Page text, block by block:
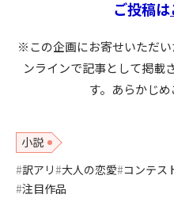
ご投稿は
※この企画にお寄せいただ
ンラインで記事として掲載
す。あらかじめ
小説
訳アリ 大人の恋愛 コンテス
注目作品